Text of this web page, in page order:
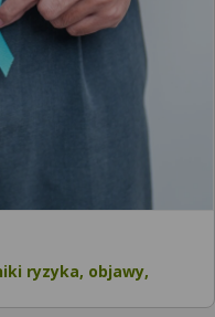
ryzyka, objawy,